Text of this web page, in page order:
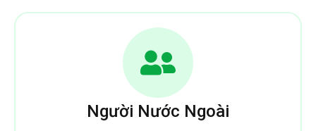
Người Nước Ngoài